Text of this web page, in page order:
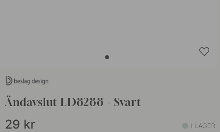
Ändavslut LD8288 - Svart
29 kr I LAGER